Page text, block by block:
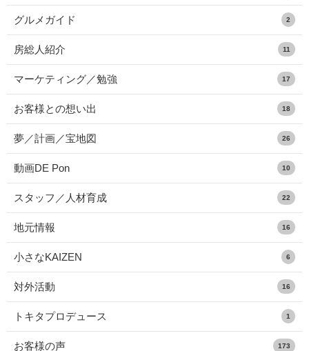
グルメガイド 2
房総人紹介 11
マーケティング／勉強 17
お客様との想い出 18
夢／計画／宝地図 26
動画DE Pon 10
スタッフ／人材育成 22
地元情報 16
小さなKAIZEN 6
対外活動 16
トキタプロデュース 1
お客様の声 173